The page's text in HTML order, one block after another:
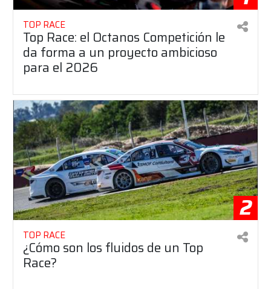
TOP RACE
Top Race: el Octanos Competición le
da forma a un proyecto ambicioso
para el 2026
2
TOP RACE
¿Cómo son los fluidos de un Top
Race?